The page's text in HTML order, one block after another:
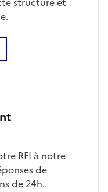
RFI à notre
de
de 24h.